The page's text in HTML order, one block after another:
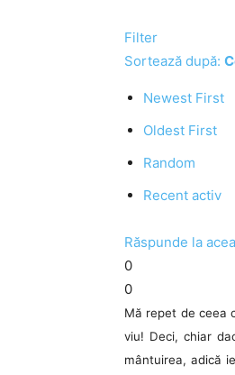
Filter
Sortează după:
Newest First
Oldest First
Random
Recent activ
Răspunde la
0
0
Mă repet de ceea
viu! Deci, chiar
mântuirea, adică